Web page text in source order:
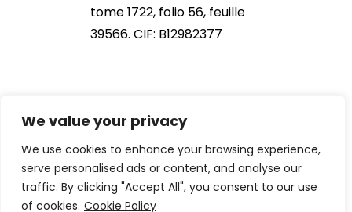
We value your privacy
We use cookies to enhance your browsing experience,
serve personalised ads or content, and analyse our
traffic. By clicking "Accept All", you consent to our use
of cookies. Cookie Policy
tome 1722, folio 56, feuille
39566. CIF: B12982377
2021 NOB166®. All Rights Reserved